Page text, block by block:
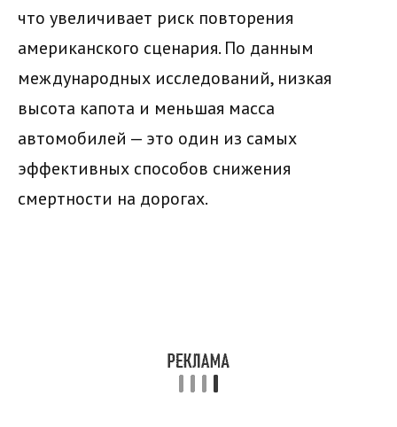
что увеличивает риск повторения
американского сценария. По данным
международных исследований, низкая
высота капота и меньшая масса
автомобилей — это один из самых
эффективных способов снижения
смертности на дорогах.